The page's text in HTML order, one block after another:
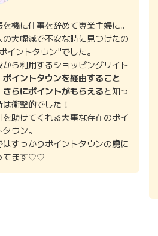
を機に仕事を辞めて専業主婦に。
の大幅減で不安な時に見つけたの
イントタウン"でした。
から利用するショッピングサイト
ポイントタウンを経由すること
さらにポイントがもらえると知っ
は衝撃的でした！
を助けてくれる大事な存在のポイ
タウン。
はすっかりポイントタウンの虜に
てます♡♡